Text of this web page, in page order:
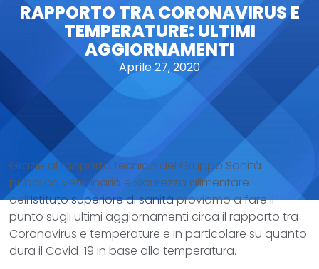
RAPPORTO TRA CORONAVIRUS E
TEMPERATURE: ULTIMI
AGGIORNAMENTI
Aprile 27, 2020
Grazie al rapporto tecnico del Gruppo Sanità
pubblica veterinaria e Sicurezza alimentare
dell’Istituto superiore di sanitàproviamo a fare il
punto sugli ultimi aggiornamenti circa il rapporto tra
Coronavirus e temperature e in particolare su quanto
dura il Covid-19 in base alla temperatura.